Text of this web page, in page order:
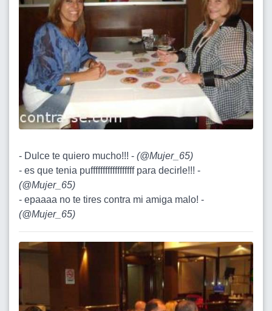
- Dulce te quiero mucho!!! - (@Mujer_65)
- es que tenia puffffffffffffffffff para decirle!!! -
(@Mujer_65)
- epaaaa no te tires contra mi amiga malo! -
(@Mujer_65)